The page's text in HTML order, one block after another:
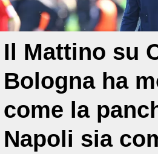
Il Mattino su
Bologna ha
come la
Napoli sia